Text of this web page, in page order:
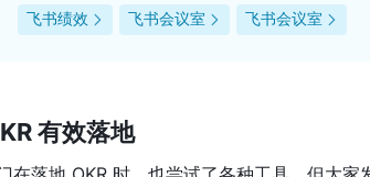
飞书绩效 飞书会议室 飞书会议室
有效落地